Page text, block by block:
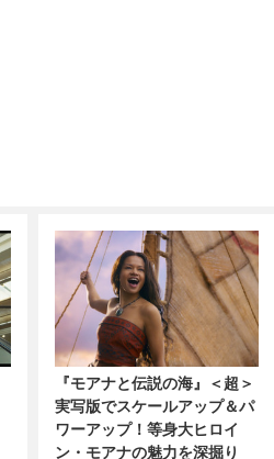
『モアナと伝説の海』＜超＞
実写版でスケールアップ＆パ
ワーアップ！等身大ヒロイ
ン・モアナの魅力を深掘り